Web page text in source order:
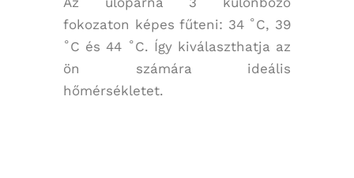
fokozaton képes fűteni: 34 ˚C, 39
˚C és 44 ˚C. Így kiválaszthatja az
ön számára ideális
hőmérsékletet.